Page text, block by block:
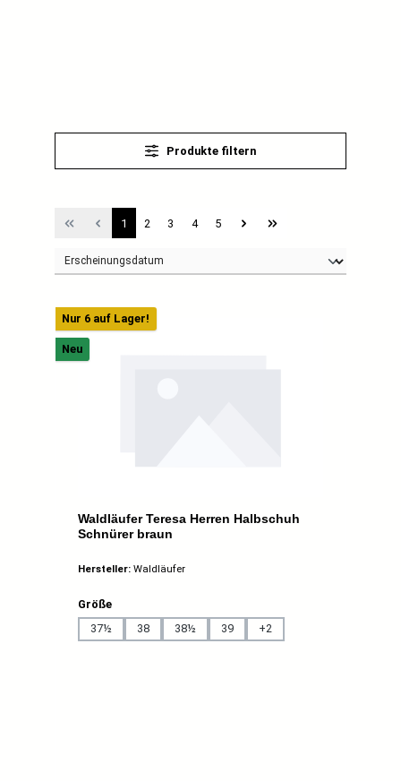
Produkte filtern
Seite
1 Seite
2 Seite
3 Seite
4 Seite
5
Nur 6 auf Lager!
Neu
Waldläufer Teresa Herren Halbschuh
Schnürer braun
Hersteller: Waldläufer
Größeauswählen
37½
38 38½ 39 +2